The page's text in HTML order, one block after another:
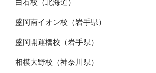
盛岡南イオン校（岩手県）
盛岡開運橋校（岩手県）
相模大野校（神奈川県）